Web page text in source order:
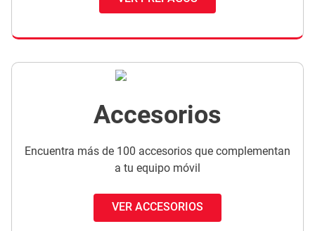
Accesorios
Encuentra más de 100 accesorios que complementan
a tu equipo móvil
VER ACCESORIOS